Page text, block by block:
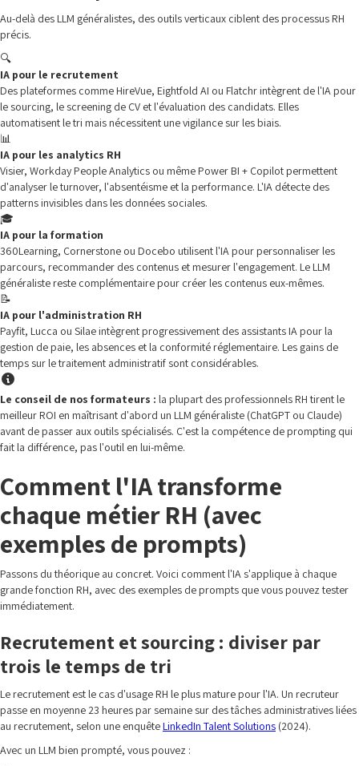
Au-delà des LLM généralistes, des outils verticaux ciblent des processus RH
précis.
🔍
IA pour le recrutement
Des plateformes comme HireVue, Eightfold AI ou Flatchr intègrent de l'IA pour
le sourcing, le screening de CV et l'évaluation des candidats. Elles
automatisent le tri mais nécessitent une vigilance sur les biais.
📊
IA pour les analytics RH
Visier, Workday People Analytics ou même Power BI + Copilot permettent
d'analyser le turnover, l'absentéisme et la performance. L'IA détecte des
patterns invisibles dans les données sociales.
🎓
IA pour la formation
360Learning, Cornerstone ou Docebo utilisent l'IA pour personnaliser les
parcours, recommander des contenus et mesurer l'engagement. Le LLM
généraliste reste complémentaire pour créer les contenus eux-mêmes.
📝
IA pour l'administration RH
Payfit, Lucca ou Silae intègrent progressivement des assistants IA pour la
gestion de paie, les absences et la conformité réglementaire. Les gains de
temps sur le traitement administratif sont considérables.
Le conseil de nos formateurs : la plupart des professionnels RH tirent le
meilleur ROI en maîtrisant d'abord un LLM généraliste (ChatGPT ou Claude)
avant de passer aux outils spécialisés. C'est la compétence de prompting qui
fait la différence, pas l'outil en lui-même.
Comment l'IA transforme
chaque métier RH (avec
exemples de prompts)
Passons du théorique au concret. Voici comment l'IA s'applique à chaque
grande fonction RH, avec des exemples de prompts que vous pouvez tester
immédiatement.
Recrutement et sourcing : diviser par
trois le temps de tri
Le recrutement est le cas d'usage RH le plus mature pour l'IA. Un recruteur
passe en moyenne 23 heures par semaine sur des tâches administratives liées
au recrutement, selon une enquêteLinkedIn Talent Solutions (2024).
Avec un LLM bien prompté, vous pouvez :